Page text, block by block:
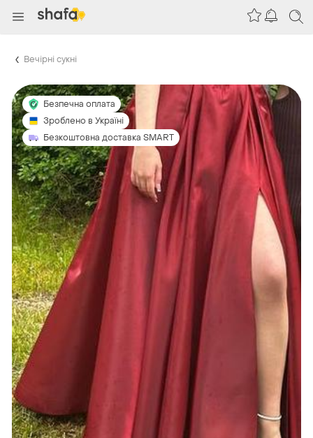
Вечірні сукні
Безпечна оплата
Зроблено в Україні
Безкоштовна доставка SMART